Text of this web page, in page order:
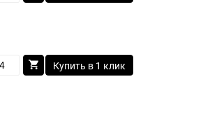
Купить в 1 клик